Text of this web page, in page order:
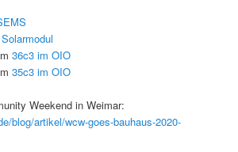
36c3 im OIO
35c3 im OIO
Weekend in Weimar:
blog/artikel/wcw-goes-bauhaus-2020-